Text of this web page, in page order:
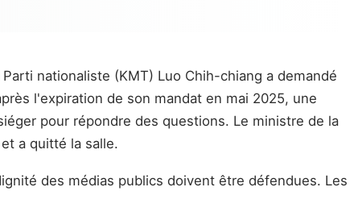
nationaliste (KMT) Luo Chih-chiang a demandé
l'expiration de son mandat en mai 2025, une
pour répondre des questions. Le ministre de la
a quitté la salle.
des médias publics doivent être défendues. Les